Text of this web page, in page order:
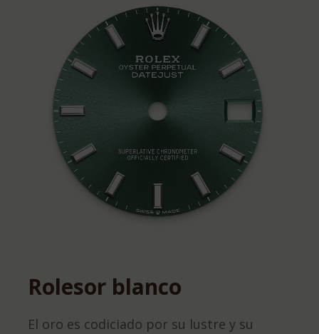
Rolesor blanco
El oro es codiciado por su lustre y su